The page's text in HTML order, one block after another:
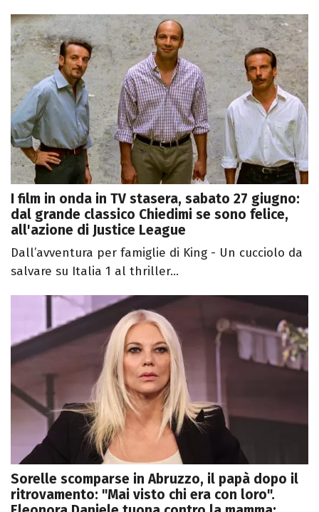
I film in onda in TV stasera, sabato 27 giugno:
dal grande classico Chiedimi se sono felice,
all'azione di Justice League
Dall’avventura per famiglie di King - Un cucciolo da
salvare su Italia 1 al thriller...
Sorelle scomparse in Abruzzo, il papà dopo il
ritrovamento: "Mai visto chi era con loro".